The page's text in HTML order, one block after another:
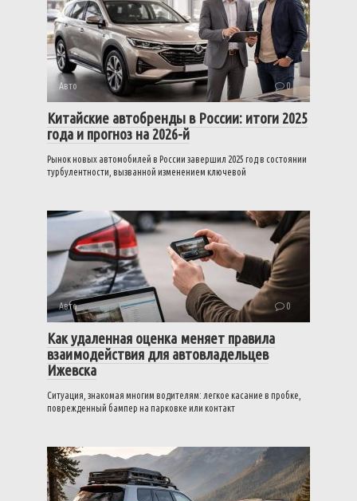
Авто 0
Китайские автобренды в России: итоги 2025
года и прогноз на 2026-й
Рынок новых автомобилей в России завершил 2025 год в состоянии
турбулентности, вызванной изменением ключевой
Авто 0
Как удаленная оценка меняет правила
взаимодействия для автовладельцев
Ижевска
Ситуация, знакомая многим водителям: легкое касание в пробке,
поврежденный бампер на парковке или контакт